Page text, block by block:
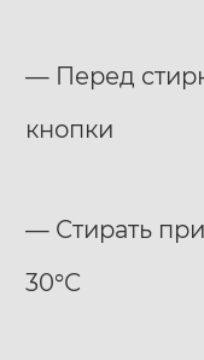
— Перед
кнопки
— Стирать
30°С